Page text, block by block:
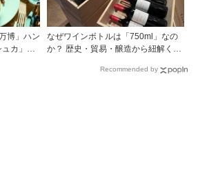
博」ハン
カ」キ
なぜワインボトルは「750ml」なの
か？ 歴史・貿易・醸造から紐解く4
Recommended by